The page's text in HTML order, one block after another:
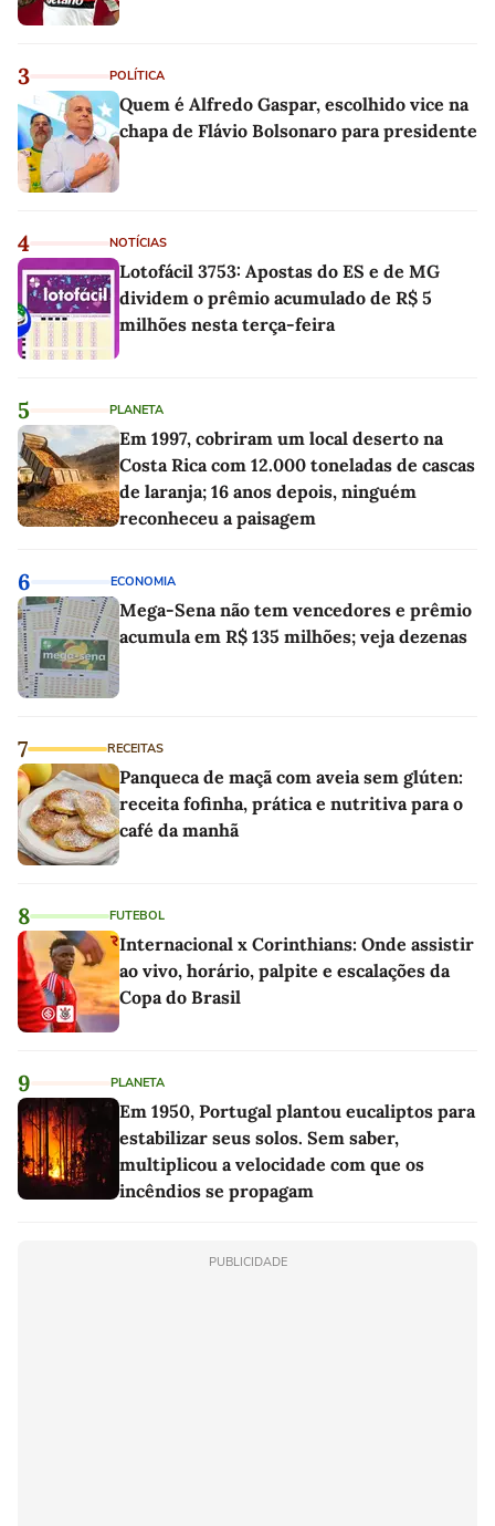
3 POLÍTICA
Quem é Alfredo Gaspar, escolhido vice na
chapa de Flávio Bolsonaro para presidente
4 NOTÍCIAS
Lotofácil 3753: Apostas do ES e de MG
dividem o prêmio acumulado de R$ 5
milhões nesta terça-feira
5 PLANETA
Em 1997, cobriram um local deserto na
Costa Rica com 12.000 toneladas de cascas
de laranja; 16 anos depois, ninguém
reconheceu a paisagem
6 ECONOMIA
Mega-Sena não tem vencedores e prêmio
acumula em R$ 135 milhões; veja dezenas
7 RECEITAS
Panqueca de maçã com aveia sem glúten:
receita fofinha, prática e nutritiva para o
café da manhã
8 FUTEBOL
Internacional x Corinthians: Onde assistir
ao vivo, horário, palpite e escalações da
Copa do Brasil
9 PLANETA
Em 1950, Portugal plantou eucaliptos para
estabilizar seus solos. Sem saber,
multiplicou a velocidade com que os
incêndios se propagam
PUBLICIDADE